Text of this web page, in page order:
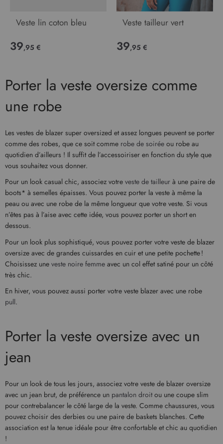
Veste lin coton bleu
39,95 €
Veste tailleur vert
39,95 €
Porter la veste oversize comme
une robe
Les vestes de blazer super oversized et assez longues peuvent se porter
comme des robes, que ce soit comme robe de soirée ou robe au
quotidien d’ailleurs ! Il suffit de l’accessoiriser en fonction du style que
vous souhaitez vous donner.
Pour un look casual chic, associez votre veste de tailleur à une paire de
boots* à semelles épaisses. Vous pouvez porter la veste à même la
peau ou avec une robe de la même longueur que votre veste. Si vous
n’êtes pas à l’aise avec cette idée, vous pouvez porter un short en
dessous.
Pour un look plus sophistiqué, vous pouvez porter votre veste de blazer
oversize avec de grandes cuissardes en cuir et une petite pochette !
Choisissez une veste noire femme avec un col effet satiné pour un côté
très chic.
En hiver, vous pouvez aussi porter votre veste blazer avec une robe
pull.
Porter la veste oversize avec un
jean
Pour un look de tous les jours, associez votre veste de blazer oversize
avec un jean brut, de préférence un pantalon droit ou une coupe slim
pour contrebalancer le côté large de la veste. Comme chaussures, vous
pouvez choisir des derbies ou une paire de baskets blanches. Cette
association est la tenue idéale pour être confortable et chic au quotidien
!